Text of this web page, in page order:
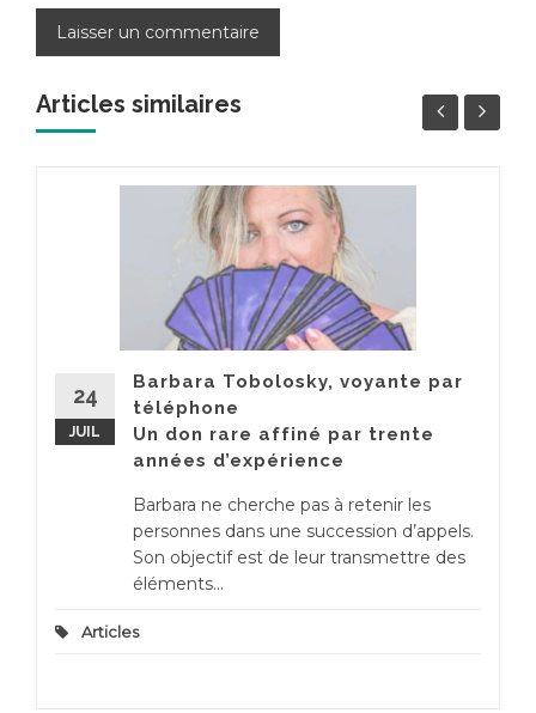
Articles similaires
24
JUIL
Barbara Tobolosky, voyante par
téléphone
Un don rare affiné par trente
années d’expérience
Barbara ne cherche pas à retenir les
personnes dans une succession d’appels.
Son objectif est de leur transmettre des
éléments...
Articles